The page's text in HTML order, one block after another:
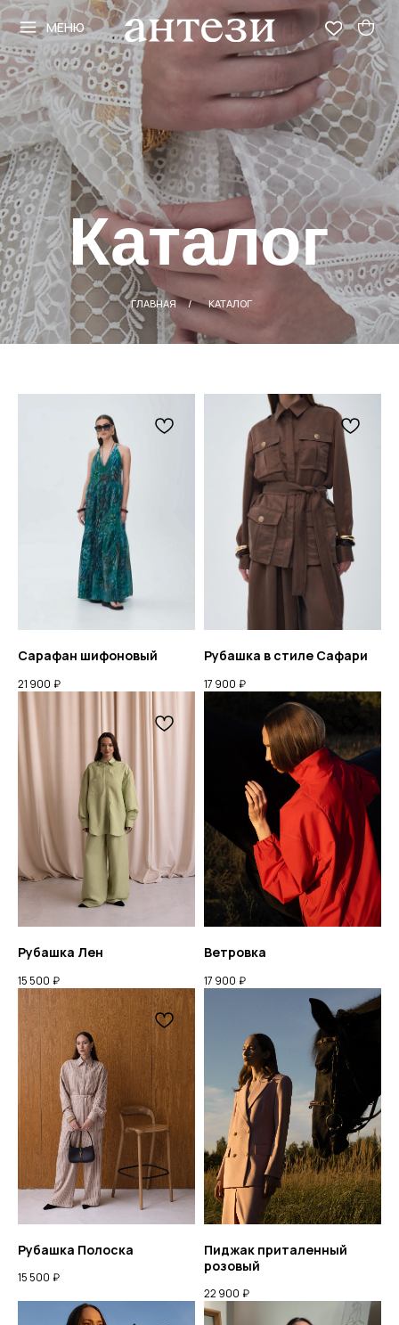
МЕНЮ
МЕНЮ
ГЛАВНАЯ / КАТАЛОГ
Каталог
Сарафан шифоновый
21 900 ₽
Рубашка в стиле Сафари
17 900 ₽
Рубашка Лен
15 500 ₽
Ветровка
17 900 ₽
Рубашка Полоска
15 500 ₽
Пиджак приталенный
розовый
22 900 ₽